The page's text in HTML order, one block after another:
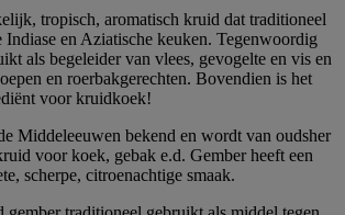
tropisch, aromatisch kruid dat traditioneel
en Aziatische keuken. Tegenwoordig
als begeleider van vlees, gevogelte en vis en
en roerbakgerechten. Bovendien is het
voor kruidkoek!
Middeleeuwen bekend en wordt van oudsher
voor koek, gebak e.d. Gember heeft een
scherpe, citroenachtige smaak.